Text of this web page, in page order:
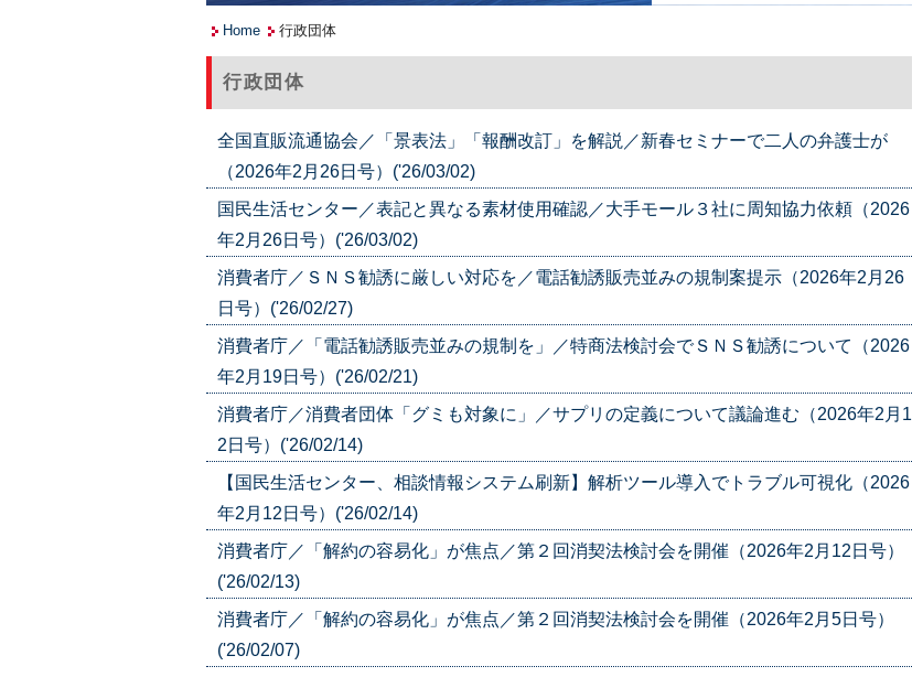
Home 行政団体
行政団体
全国直販流通協会／「景表法」「報酬改訂」を解説／新春セミナーで二人の弁護士が
（2026年2月26日号）('26/03/02)
国民生活センター／表記と異なる素材使用確認／大手モール３社に周知協力依頼（2026
年2月26日号）('26/03/02)
消費者庁／ＳＮＳ勧誘に厳しい対応を／電話勧誘販売並みの規制案提示（2026年2月26
日号）('26/02/27)
消費者庁／「電話勧誘販売並みの規制を」／特商法検討会でＳＮＳ勧誘について（2026
年2月19日号）('26/02/21)
消費者庁／消費者団体「グミも対象に」／サプリの定義について議論進む（2026年2月1
2日号）('26/02/14)
【国民生活センター、相談情報システム刷新】解析ツール導入でトラブル可視化（2026
年2月12日号）('26/02/14)
消費者庁／「解約の容易化」が焦点／第２回消契法検討会を開催（2026年2月12日号）
('26/02/13)
消費者庁／「解約の容易化」が焦点／第２回消契法検討会を開催（2026年2月5日号）
('26/02/07)